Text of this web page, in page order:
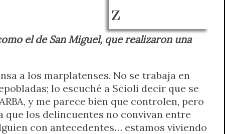
z
el de San Miguel, que realizaron una
a los marplatenses. No se trabaja en
lo escuché a Scioli decir que se
y me parece bien que controlen, pero
que los delincuentes no convivan entre
con antecedentes… estamos viviendo